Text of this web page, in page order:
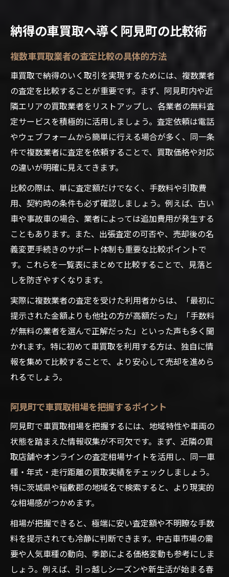
納得の車買取へ導く阿見町の比較術
複数車買取業者の査定比較の具体的方法
車買取で納得のいく取引を実現するためには、複数業者
の査定を比較することが重要です。まず、阿見町内や近
隣エリアの買取業者をリストアップし、各業者の無料査
定サービスを積極的に活用しましょう。査定依頼は電話
やウェブフォームから簡単に行える場合が多く、同一条
件で複数業者に査定を依頼することで、買取価格や対応
の違いが明確に見えてきます。
比較の際は、単に査定額だけでなく、手数料や引取費
用、契約時の条件も必ず確認しましょう。例えば、古い
車や事故車の場合、業者によっては追加費用が発生する
こともあります。また、出張査定の可否や、売却後の名
義変更手続きのサポート体制も重要な比較ポイントで
す。これらを一覧表にまとめて比較することで、見落と
しを防ぎやすくなります。
実際に複数業者の査定を受けた利用者からは、「最初に
提示された金額よりも他社の方が高額だった」「手数料
が無料の業者を選んで正解だった」といった声も多く聞
かれます。特に初めて車買取を利用する方は、独自に情
報を集めて比較することで、より安心して売却を進めら
れるでしょう。
阿見町で車買取相場を把握するポイント
阿見町で車買取相場を把握するには、地域特性や車両の
状態を踏まえた情報収集が不可欠です。まず、近隣の買
取店舗やオンラインの査定相場サイトを活用し、同一車
種・年式・走行距離の買取実績をチェックしましょう。
特に茨城県や稲敷郡の地域名で検索すると、より現実的
な相場感がつかめます。
相場が把握できると、極端に安い査定額や不明瞭な手数
料を提示されても冷静に判断できます。中古車市場の需
要や人気車種の動向、季節による価格変動も参考にしま
しょう。例えば、引っ越しシーズンや新生活が始まる春